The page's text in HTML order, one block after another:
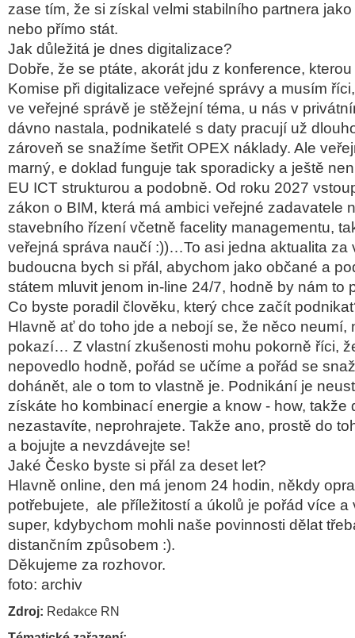
zase tím, že si získal velmi stabilního partnera
nebo přímo stát.
Jak důležitá je dnes digitalizace?
Dobře, že se ptáte, akorát jdu z konference,
Komise při digitalizace veřejné správy a musím
ve veřejné správě je stěžejní téma, u nás v
dávno nastala, podnikatelé s daty pracují už
zároveň se snažíme šetřit OPEX náklady. Ale
marný, e doklad funguje tak sporadicky a ještě
EU ICT strukturou a podobně. Od roku 2027
zákon o BIM, která má ambici veřejné zadavatele
stavebního řízení včetně facelity managementu,
veřejná správa naučí :))…To asi jedna aktualita za
budoucna bych si přál, abychom jako občané a
státem mluvit jenom in-line 24/7, hodně by nám to
Co byste poradil člověku, který chce začít
Hlavně ať do toho jde a nebojí se, že něco neumí,
pokazí… Z vlastní zkušenosti mohu pokorně říci,
nepovedlo hodně, pořád se učíme a pořád se
dohánět, ale o tom to vlastně je. Podnikání je
získáte ho kombinací energie a know - how, takže
nezastavíte, neprohrajete. Takže ano, prostě do
a bojujte a nevzdávejte se!
Jaké Česko byste si přál za deset let?
Hlavně online, den má jenom 24 hodin, někdy
potřebujete, ale příležitostí a úkolů je pořád více a
super, kdybychom mohli naše povinnosti dělat
distančním způsobem :).
Děkujeme za rozhovor.
foto: archiv
Zdroj: Redakce RN